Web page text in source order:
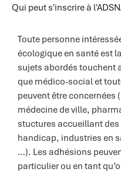
Qui peut s'inscrire à
Toute personne
écologique en santé est
sujets abordés touchent
que médico-social et
peuvent être
médecine de ville,
stuctures accueillant
handicap, industries en
…). Les adhésions
particulier ou en tant